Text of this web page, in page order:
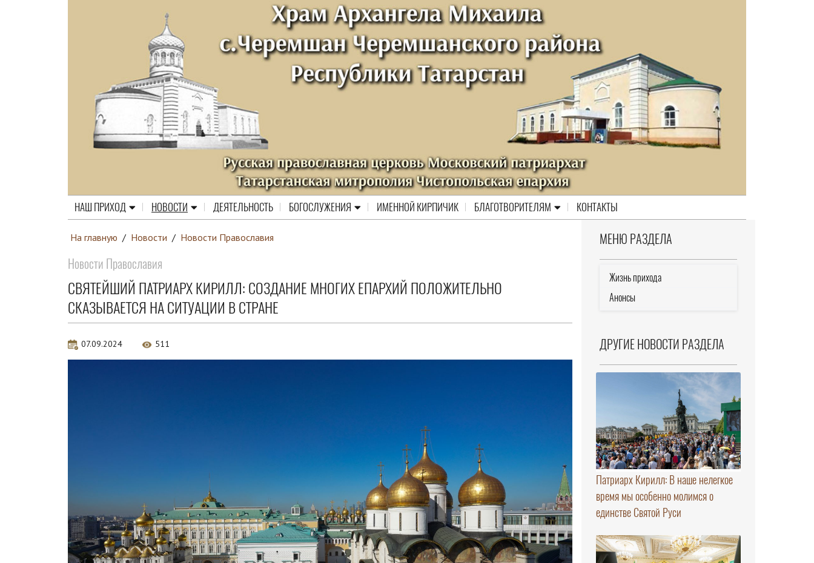
НАШ ПРИХОД НОВОСТИ ДЕЯТЕЛЬНОСТЬ БОГОСЛУЖЕНИЯ ИМЕННОЙ КИРПИЧИК БЛАГОТВОРИТЕЛЯМ КОНТАКТЫ
На главную / Новости / Новости Православия
Новости Православия
СВЯТЕЙШИЙ ПАТРИАРХ КИРИЛЛ: СОЗДАНИЕ МНОГИХ ЕПАРХИЙ ПОЛОЖИТЕЛЬНО
СКАЗЫВАЕТСЯ НА СИТУАЦИИ В СТРАНЕ
07.09.2024 511
МЕНЮ РАЗДЕЛА
Жизнь прихода
Анонсы
ДРУГИЕ НОВОСТИ РАЗДЕЛА
Патриарх Кирилл: В наше нелегкое
время мы особенно молимся о
единстве Святой Руси